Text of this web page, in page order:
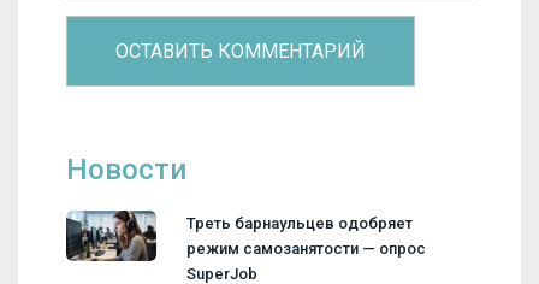
Новости
Треть барнаульцев одобряет
режим самозанятости — опрос
SuperJob